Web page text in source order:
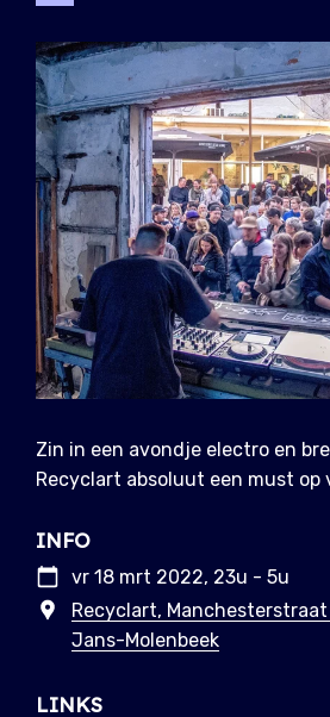
Zin in een avondje electro en
Recyclart absoluut een must op
INFO
vr 18 mrt 2022, 23u - 5u
Recyclart,
Jans-Molenbeek
LINKS